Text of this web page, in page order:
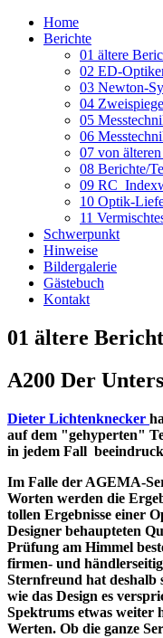
Home
Berichte
01 ältere
02 ED-
03 Newton-
04
05
06
07 von
08 Berichte/
09
10 Optik-
11
Schwerpunkt
Hinweise
Bildergalerie
Gästebuch
Kontakt
01 ältere
A200 Der
Dieter Lichtenknecker
auf dem "gehyperten"
in jedem Fall
Im Falle der AGEMA-
Worten werden die
tollen Ergebnisse einer
Designer behaupteten
Prüfung am Himmel
firmen- und
Sternfreund hat deshalb
wie das Design es
Spektrums etwas weiter
Werten. Ob die ganze